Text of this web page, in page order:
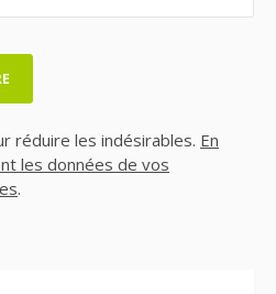
réduire les indésirables. En
les données de vos
.